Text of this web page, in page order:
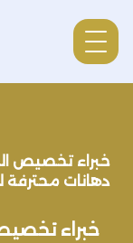
خبراء تخصيص
دهانات محترفة
خبراء